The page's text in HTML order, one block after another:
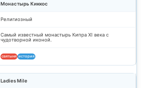
Монастырь Киккос
Религиозный
Самый известный монастырь Кипра XI века с
чудотворной иконой.
святыня история
Ladies Mile